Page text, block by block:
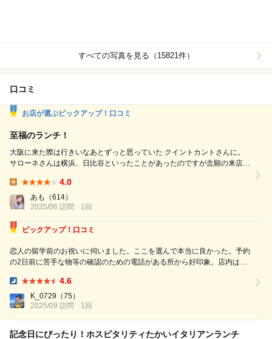
すべての写真を見る（15821件）
口コミ
お店が選ぶピックアップ！口コミ
至福のランチ！
大阪に来た際は行きいなあとずっと思っていた クイントカントさんに。
サローネさんは横浜、日比谷といったことがあったのですが念願の来店で
ダンさが融合した空間。 天井高で開放感があり、大きな窓からは自然光
が差し込みお昼は明るく落ち着いたモードでゆっくり食事が楽しめます。
カジュアルすぎず、かといって堅苦しすぎず、...
4.0
あも
（614）
2025/06 訪問
1回
ピックアップ！口コミ
恋人の留学前のお祝いに伺いました。ここを選んで本当に良かった。予約
の2日前に苦手な物等の確認のための電話がある所から好印象。店内は白
来てくれたのもとても嬉しかったです。さらに料理がどれも美味しい。多
くの料理が同じ食材を違った調理で仕上...
4.6
K_0729 （75）
2025/09 訪問
1回
記念日にぴったり！ホスピタリティたかいイタリアンランチ